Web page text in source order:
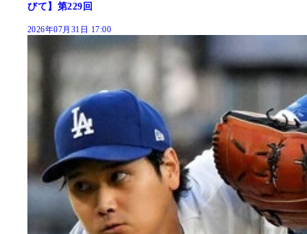
びて】第229回
2026年07月31日 17:00